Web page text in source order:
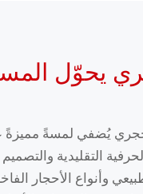
يحوّل
حجري يُضفي لمسةً
التقليدية والتصميم
وأنواع الأحجار